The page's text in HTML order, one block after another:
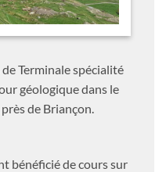
Terminale spécialité
géologique dans le
de Briançon.
bénéficié de cours sur